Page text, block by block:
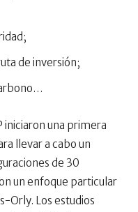
de inversión;
iniciaron una primera
llevar a cabo un
de 30
un enfoque particular
Orly. Los estudios